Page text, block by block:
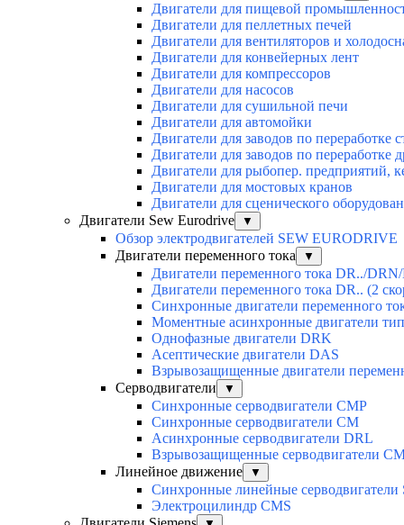
Двигатели для пищевой
Двигатели для пеллетных печей
Двигатели для вентиляторов и
Двигатели для конвейерных лент
Двигатели для компрессоров
Двигатели для насосов
Двигатели для сушильной печи
Двигатели для автомойки
Двигатели для заводов по переработке
Двигатели для заводов по переработке
Двигатели для рыбопер. предприятий,
Двигатели для мостовых кранов
Двигатели для сценического
Двигатели Sew Eurodrive
▼
Обзор электродвигателей SEW EURODRIVE
Двигатели переменного тока
▼
Двигатели переменного тока DR../DRN/
Двигатели переменного тока DR.. (2
Синхронные двигатели переменного
Моментные асинхронные двигатели
Однофазные двигатели DRK
Асептические двигатели DAS
Взрывозащищенные двигатели
Серводвигатели
▼
Синхронные серводвигатели CMP
Синхронные серводвигатели CM
Асинхронные серводвигатели DRL
Взрывозащищенные серводвигатели
Линейное движение
▼
Синхронные линейные серводвигатели
Электроцилиндр CMS